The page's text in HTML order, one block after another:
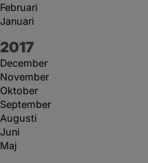
Februari
Januari
År:
2017
December
November
Oktober
September
Augusti
Juni
Maj